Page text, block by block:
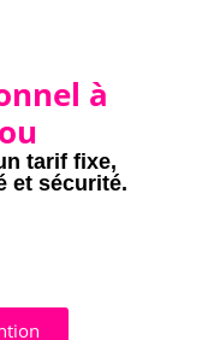
à
tarif fixe,
et sécurité.